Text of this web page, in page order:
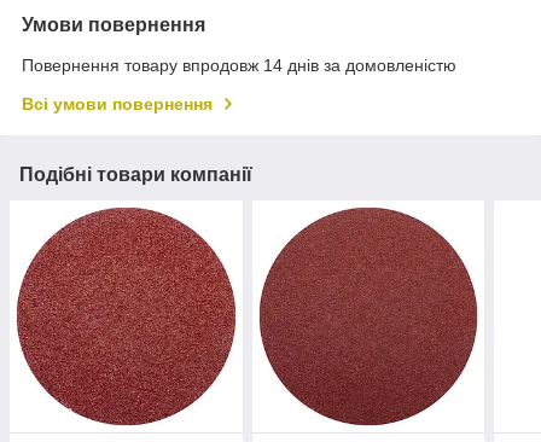
Умови повернення
Повернення товару впродовж 14 днів за домовленістю
Всі умови повернення
Подібні товари компанії